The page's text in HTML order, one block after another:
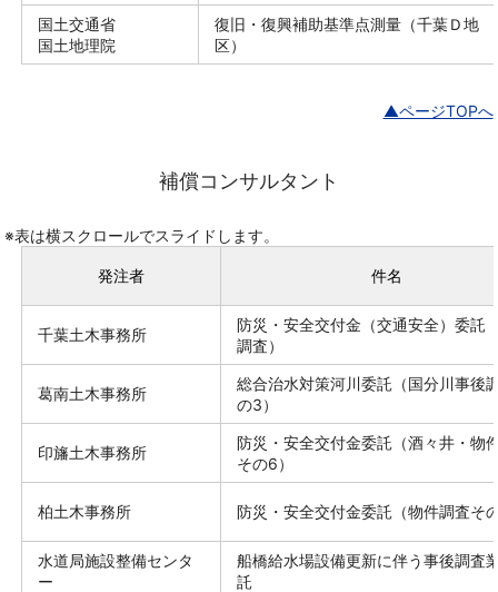
国土交通省
国土地理院
復旧・復興補助基準点測量（千葉Ｄ地
区）
▲ページTOPへ
補償コンサルタント
※表は横スクロールでスライドします。
発注者 件名
千葉土木事務所
防災・安全交付金（交通安全）委託
調査）
葛南土木事務所
総合治水対策河川委託（国分川事後
の3）
印旛土木事務所
防災・安全交付金委託（酒々井・物
その6）
柏土木事務所 防災・安全交付金委託（物件調査そ
水道局施設整備センタ
ー
船橋給水場設備更新に伴う事後調査
託